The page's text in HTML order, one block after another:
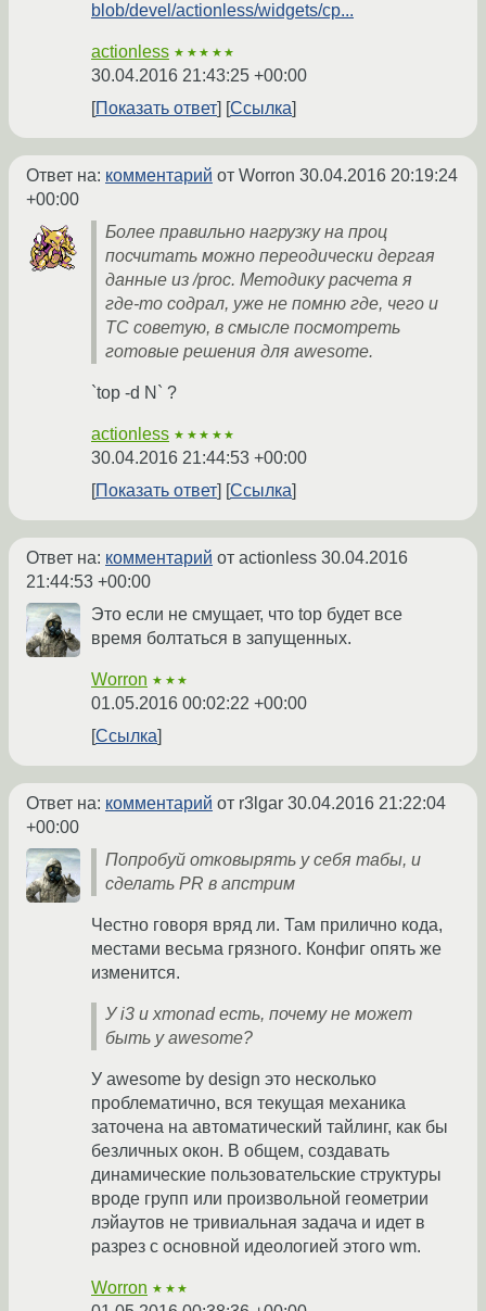
blob/devel/actionless/widgets/cp...
actionless ★★★★★
30.04.2016 21:43:25 +00:00
Показать ответ
Ссылка
Ответ на: комментарий от Worron 30.04.2016 20:19:24
+00:00
Более правильно нагрузку на проц
посчитать можно переодически дергая
данные из /proc. Методику расчета я
где-то содрал, уже не помню где, чего и
ТС советую, в смысле посмотреть
готовые решения для awesome.
`top -d N` ?
actionless ★★★★★
30.04.2016 21:44:53 +00:00
Показать ответ
Ссылка
Ответ на: комментарий от actionless 30.04.2016
21:44:53 +00:00
Это если не смущает, что top будет все
время болтаться в запущенных.
Worron ★★★
01.05.2016 00:02:22 +00:00
Ссылка
Ответ на: комментарий от r3lgar 30.04.2016 21:22:04
+00:00
Попробуй отковырять у себя табы, и
сделать PR в апстрим
Честно говоря вряд ли. Там прилично кода,
местами весьма грязного. Конфиг опять же
изменится.
У i3 и xmonad есть, почему не может
быть у awesome?
У awesome by design это несколько
проблематичнo, вся текущая механика
заточена на автоматический тайлинг, как бы
безличных окон. В общем, создавать
динамические пользовательские структуры
вроде групп или произвольной геометрии
лэйаутов не тривиальная задача и идет в
разрез с основной идеологией этого wm.
Worron ★★★